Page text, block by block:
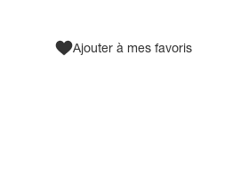
Ajouter à mes favoris